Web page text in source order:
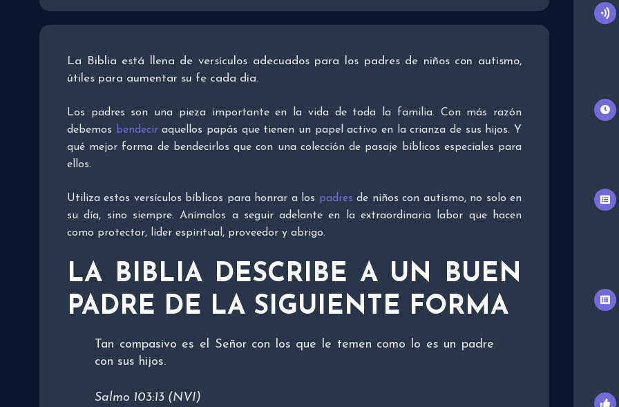
La Biblia está llena de versículos adecuados para los padres de niños con autismo,
útiles para aumentar su fe cada día.
Los padres son una pieza importante en la vida de toda la familia. Con más razón
debemos bendeciraquellos papás que tienen un papel activo en la crianza de sus hijos. Y
qué mejor forma de bendecirlos que con una colección de pasaje bíblicos especiales para
ellos.
Utiliza estos versículos bíblicos para honrar a los padres de niños con autismo, no solo en
su día, sino siempre. Anímalos a seguir adelante en la extraordinaria labor que hacen
como protector, líder espiritual, proveedor y abrigo.
LA BIBLIA DESCRIBE A UN BUEN
PADRE DE LA SIGUIENTE FORMA
Tan compasivo es el Señor con los que le temen como lo es un padre
con sus hijos.
Salmo 103:13 (NVI)